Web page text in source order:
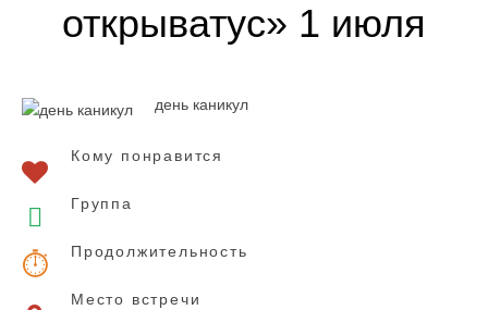
открыватус» 1 июля
день каникул
Кому понравится
Группа
Продолжительность
Место встречи